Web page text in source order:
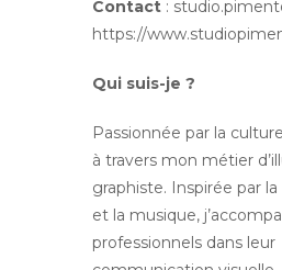
Contact :
https://
Qui suis-je ?
Passionnée par la
à travers mon métier
graphiste. Inspirée par
et la musique,
professionnels dans leur